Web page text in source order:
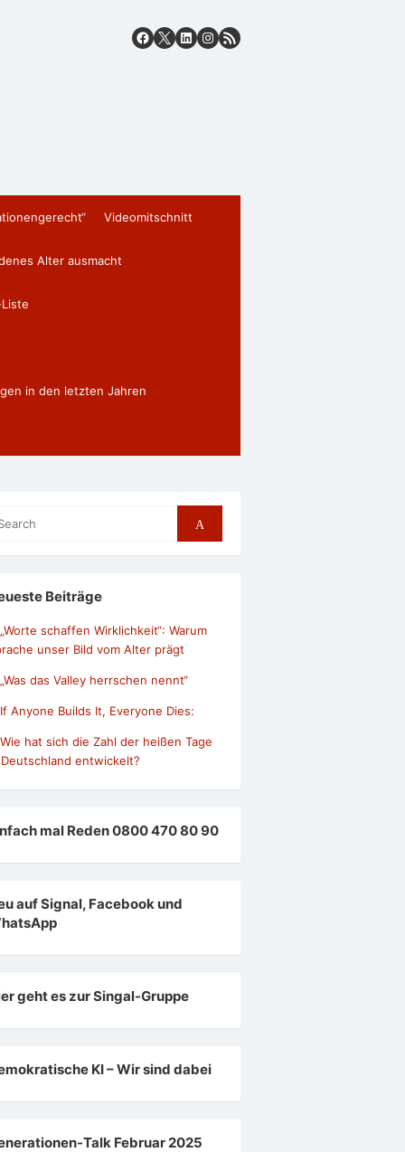
Videomitschnitt
Alter ausmacht
in den letzten Jahren
Search
Beiträge
„Worte schaffen Wirklichkeit“: Warum
unser Bild vom Alter prägt
„Was das Valley herrschen nennt“
If Anyone Builds It, Everyone Dies:
Wie hat sich die Zahl der heißen Tage
entwickelt?
mal Reden 0800 470 80 90
auf Signal, Facebook und
geht es zur Singal-Gruppe
KI – Wir sind dabei
Talk Februar 2025